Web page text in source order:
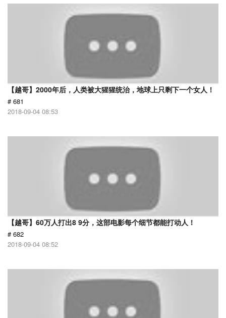
【越哥】2000年后，人类被大猩猩统治，地球上只剩下一个女人！
# 681
2018-09-04 08:53
【越哥】60万人打出8 9分，这部电影每个细节都能打动人！
# 682
2018-09-04 08:52